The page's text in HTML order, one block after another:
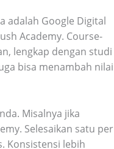
adalah Google Digital
Academy. Course-
lengkap dengan studi
bisa menambah nilai
Misalnya jika
Selesaikan satu per
Konsistensi lebih